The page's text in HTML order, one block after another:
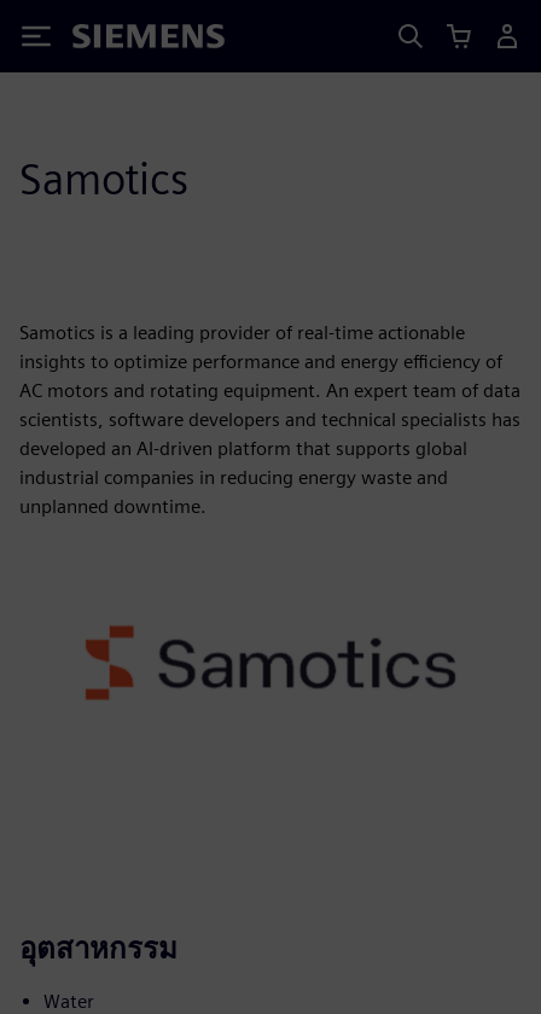
Siemens
Samotics
Samotics is a leading provider of real-time actionable
insights to optimize performance and energy efficiency of
AC motors and rotating equipment. An expert team of data
scientists, software developers and technical specialists has
developed an AI-driven platform that supports global
industrial companies in reducing energy waste and
unplanned downtime.
อุตสาหกรรม
Water